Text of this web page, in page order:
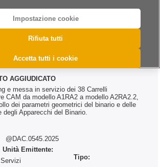
AGGIUDICATO
e messa in servizio dei 38 Carrelli
CAM da modello A1RA2 a modello A2RA2.2,
dei parametri geometrici del binario e delle
degli Apparecchi del Binario.
@DAC.0545.2025
Unità Emittente:
Tipo:
Impostazione cookie
Rifiuta tutti
Accetta tutti i cookie